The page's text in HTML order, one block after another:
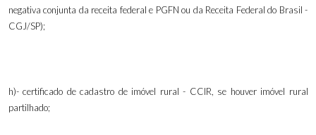
negativa conjunta da receita federal e PGFN ou da Receita Federal do Brasil -
CGJ/SP);
h)- certificado de cadastro de imóvel rural - CCIR, se houver imóvel rural
partilhado;